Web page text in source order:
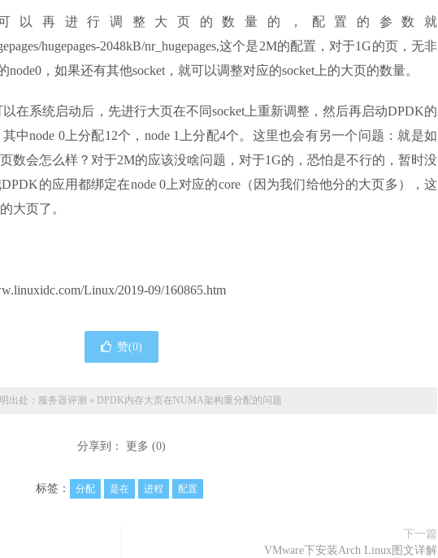
以再进行调整大页的数量的，配置的参数就
hugepages-2048kB/nr_hugepages,这个是2M的配置，对于1G的页，无非
，如果还有其他socket，就可以调整对应的socket上的大页的数量。
在系统启动后，先进行大页在不同socket上重新调整，然后再启动DPDK的
中node 0上分配12个，node 1上分配4个。这里也会有另一个问题：就是如
数会怎么样？对于2M的应该没啥问题，对于1G的，恐怕是不行的，暂时没
的应用都绑定在node 0上对应的core（因为我们给他分的大页多），这
大页了。
Linux/2019-09/160865.htm
赞(0)
出处： 服务器评测 » DPDK内存大页在NUMA架构重分配的问题
分享到： 更多 (0)
标签： 分配 是在 进程 配置
下一篇
VMware下安装Arch Linux图文详解